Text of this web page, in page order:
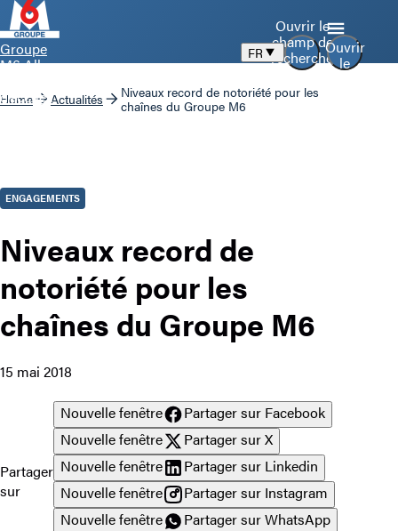
Groupe
M6 Aller
d’accueil
Ouvrir
le
FR
Ouvrir le
champ de
recherche
Home Actualités
Niveaux record de notoriété pour les
chaînes du Groupe M6
ENGAGEMENTS
Niveaux record de
notoriété pour les
chaînes du Groupe M6
15 mai 2018
Partager
sur
Nouvelle fenêtre
Partager sur Facebook
Nouvelle fenêtre
Partager sur X
Nouvelle fenêtre
Partager sur Linkedin
Nouvelle fenêtre
Partager sur Instagram
Nouvelle fenêtre
Partager sur WhatsApp